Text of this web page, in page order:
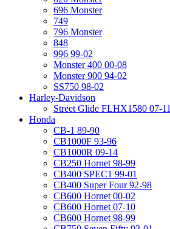
696 Monster
749
796 Monster
848
996 99-02
Monster 400 00-08
Monster 900 94-02
SS750 98-02
Harley-Davidson
Street Glide FLHX1580 07-11
Honda
CB-1 89-90
CB1000F 93-96
CB1000R 09-14
CB250 Hornet 98-99
CB400 SPEC1 99-01
CB400 Super Four 92-98
CB600 Hornet 00-02
CB600 Hornet 07-10
CB600 Hornet 98-99